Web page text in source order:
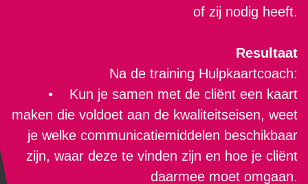
of zij nodig heeft.
Resultaat
Na de training Hulpkaartcoach:
• Kun je samen met de cliënt een kaart
maken die voldoet aan de kwaliteitseisen, weet
je welke communicatiemiddelen beschikbaar
zijn, waar deze te vinden zijn en hoe je cliënt
daarmee moet omgaan.